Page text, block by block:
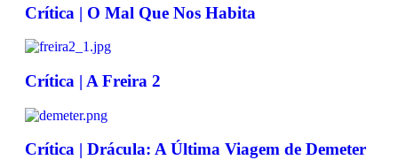
Crítica | O Mal Que Nos Habita
Crítica | A Freira 2
Crítica | Drácula: A Última Viagem de Demeter